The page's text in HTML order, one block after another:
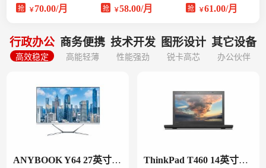
抢 ￥70.00/月 抢 ￥58.00/月 抢 ￥61.00/月
行政办公
高效稳定
商务便携
高能轻薄
技术开发
性能强劲
图形设计
锐卡高芯
其它设备
办公伙伴
ANYBOOK Y64 27英寸一体机
ThinkPad T460 14英寸笔记本电脑